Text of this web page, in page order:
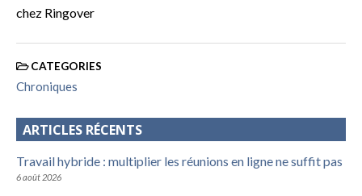
chez Ringover
CATEGORIES
Chroniques
ARTICLES RÉCENTS
Travail hybride : multiplier les réunions en ligne ne suffit pas
6 août 2026